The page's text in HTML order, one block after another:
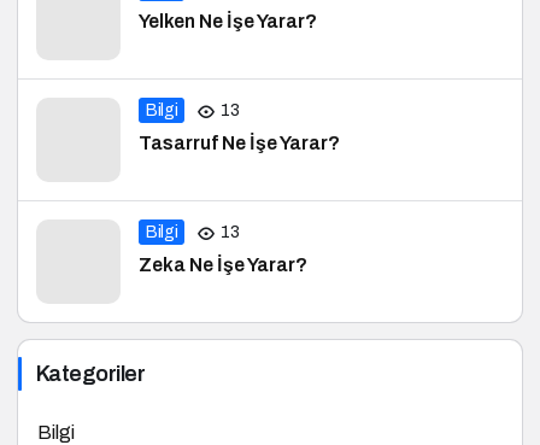
Yelken Ne İşe Yarar?
Bilgi 13
Tasarruf Ne İşe Yarar?
Bilgi 13
Zeka Ne İşe Yarar?
Kategoriler
Bilgi